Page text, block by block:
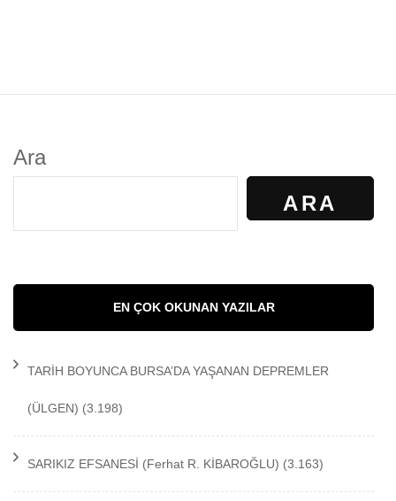
Ara
ARA
EN ÇOK OKUNAN YAZILAR
TARİH BOYUNCA BURSA’DA YAŞANAN DEPREMLER
(ÜLGEN) (3.198)
SARIKIZ EFSANESİ (Ferhat R. KİBAROĞLU) (3.163)